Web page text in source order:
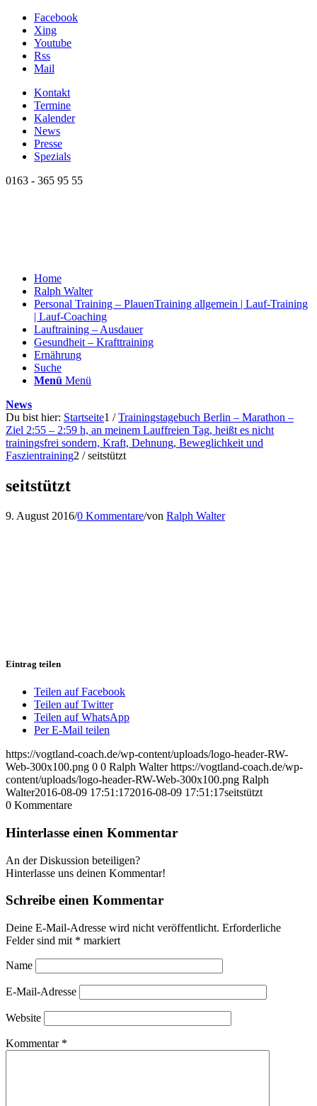
Facebook
Xing
Youtube
Rss
Mail
Kontakt
Termine
Kalender
News
Presse
Spezials
0163 - 365 95 55
Home
Ralph Walter
Personal Training – PlauenTraining allgemein | Lauf-Training
| Lauf-Coaching
Lauftraining – Ausdauer
Gesundheit – Krafttraining
Ernährung
Suche
Menü Menü
News
Du bist hier: Startseite1 / Trainingstagebuch Berlin – Marathon –
Ziel 2:55 – 2:59 h, an meinem Lauffreien Tag, heißt es nicht
trainingsfrei sondern, Kraft, Dehnung, Beweglichkeit und
Faszientraining2 / seitstützt
seitstützt
9. August 2016/0 Kommentare/von Ralph Walter
Eintrag teilen
Teilen auf Facebook
Teilen auf Twitter
Teilen auf WhatsApp
Per E-Mail teilen
https://vogtland-coach.de/wp-content/uploads/logo-header-RW-
Web-300x100.png 0 0 Ralph Walter https://vogtland-coach.de/wp-
content/uploads/logo-header-RW-Web-300x100.png Ralph
Walter2016-08-09 17:51:172016-08-09 17:51:17seitstützt
0 Kommentare
Hinterlasse einen Kommentar
An der Diskussion beteiligen?
Hinterlasse uns deinen Kommentar!
Schreibe einen Kommentar
Deine E-Mail-Adresse wird nicht veröffentlicht. Erforderliche
Felder sind mit * markiert
Name
E-Mail-Adresse
Website
Kommentar *